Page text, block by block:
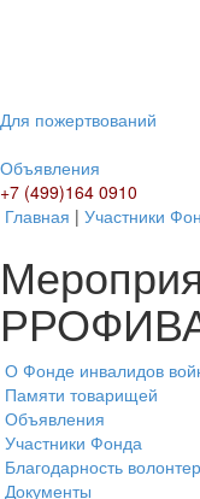
Для пожертвований
Объявления
+7 (499)164 0910
Главная | Участники
О Фонде инвалидов
Памяти товарищей
Объявления
Участники Фонда
Благодарность
Документы